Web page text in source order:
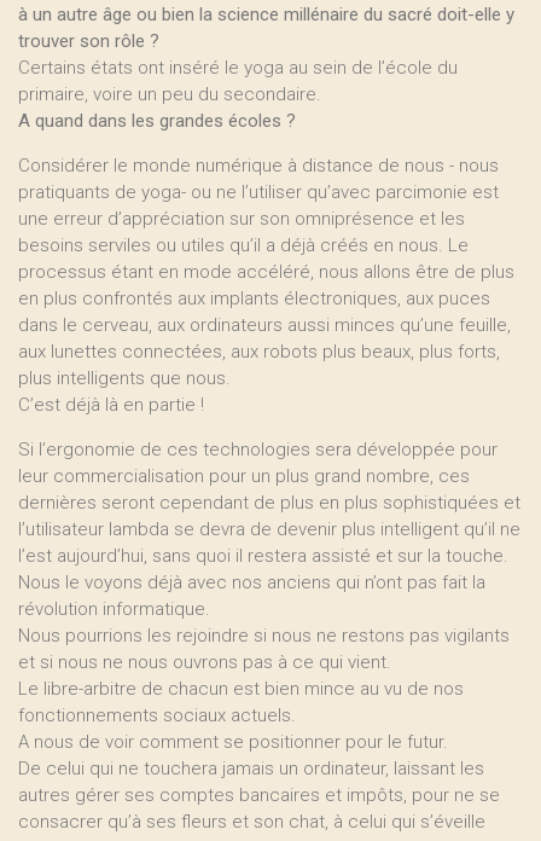
à un autre âge ou bien la science millénaire du sacré doit-elle y
trouver son rôle ?
Certains états ont inséré le yoga au sein de l’école du
primaire, voire un peu du secondaire.
A quand dans les grandes écoles ?
Considérer le monde numérique à distance de nous - nous
pratiquants de yoga- ou ne l’utiliser qu’avec parcimonie est
une erreur d’appréciation sur son omniprésence et les
besoins serviles ou utiles qu’il a déjà créés en nous. Le
processus étant en mode accéléré, nous allons être de plus
en plus confrontés aux implants électroniques, aux puces
dans le cerveau, aux ordinateurs aussi minces qu’une feuille,
aux lunettes connectées, aux robots plus beaux, plus forts,
plus intelligents que nous.
C’est déjà là en partie !
Si l’ergonomie de ces technologies sera développée pour
leur commercialisation pour un plus grand nombre, ces
dernières seront cependant de plus en plus sophistiquées et
l’utilisateur lambda se devra de devenir plus intelligent qu’il ne
l’est aujourd’hui, sans quoi il restera assisté et sur la touche.
Nous le voyons déjà avec nos anciens qui n’ont pas fait la
révolution informatique.
Nous pourrions les rejoindre si nous ne restons pas vigilants
et si nous ne nous ouvrons pas à ce qui vient.
Le libre-arbitre de chacun est bien mince au vu de nos
fonctionnements sociaux actuels.
A nous de voir comment se positionner pour le futur.
De celui qui ne touchera jamais un ordinateur, laissant les
autres gérer ses comptes bancaires et impôts, pour ne se
consacrer qu’à ses fleurs et son chat, à celui qui s’éveille